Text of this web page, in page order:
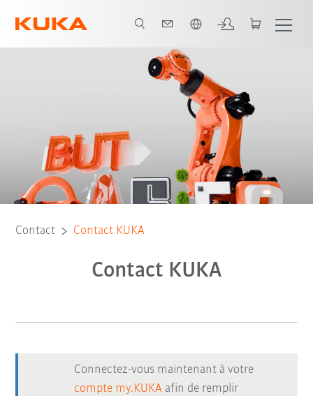
Contact Contact KUKA
Contact KUKA
Connectez-vous maintenant à votre
compte my.KUKA afin de remplir